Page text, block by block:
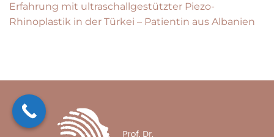
Erfahrung mit ultraschallgestützter Piezo-
Rhinoplastik in der Türkei – Patientin aus Albanien